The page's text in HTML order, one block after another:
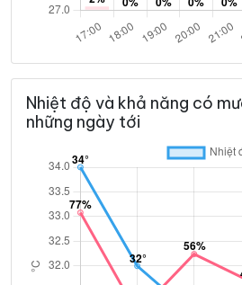
Nhiệt độ và khả năng có
những ngày tới